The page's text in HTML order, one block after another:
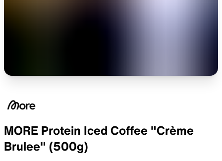
MORE Protein Iced Coffee "Crème
Brulee" (500g)